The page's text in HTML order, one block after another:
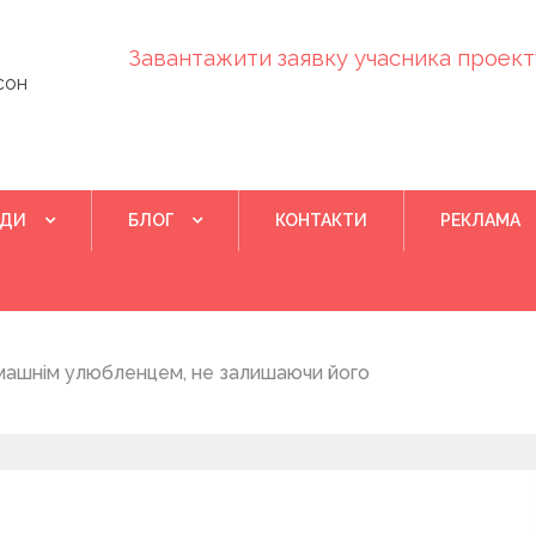
Завантажити заявку учасника
БЛОГ КОНТАКТИ РЕКЛАМА
улюбленцем, не залишаючи його